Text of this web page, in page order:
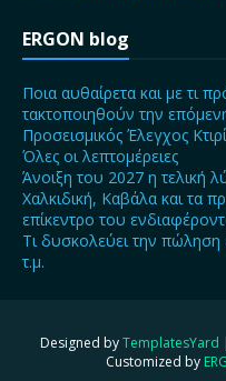
ERGON blog
Ποια αυθαίρετα και με τι
τακτοποιηθούν την
Προσεισμικός Έλεγχος
Όλες οι λεπτομέρειες
Άνοιξη του 2027 η τελική
Χαλκιδική, Καβάλα και τα
επίκεντρο του
Τι δυσκολεύει την
τ.μ.
Designed byTemplatesYard
Customized by